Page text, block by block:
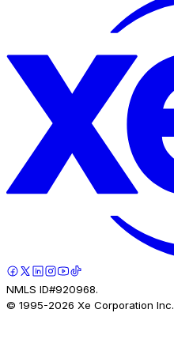
NMLS ID#920968.
© 1995-2026 Xe Corporation Inc.